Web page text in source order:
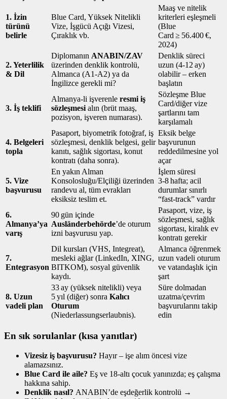
1. İzin
türünü
belirle
Blue Card, Yüksek Nitelikli
Vize, İşgücü Açığı Vizesi,
Çıraklık vb.
Maaş ve nitelik
kriterleri eşleşmeli
(Blue
Card ≥ 56.400 €,
2024)
2. Yeterlilik
& Dil
Diplomanın ANABIN/ZAV
üzerinden denklik kontrolü,
Almanca (A1‑A2) ya da
İngilizce gerekli mi?
Denklik süreci
uzun (4‑12 ay)
olabilir – erken
başlatın
3. İş teklifi
Almanya‑li işverenle resmi iş
sözleşmesi alın (brüt maaş,
pozisyon, işveren numarası).
Sözleşme Blue
Card/diğer vize
şartlarını tam
karşılamalı
4. Belgeleri
topla
Pasaport, biyometrik fotoğraf, iş
sözleşmesi, denklik belgesi, gelir
kanıtı, sağlık sigortası, konut
kontratı (daha sonra).
Eksik belge
başvurunun
reddedilmesine yol
açar
5. Vize
başvurusu
En yakın Alman
Konsolosluğu/Elçiliği üzerinden
randevu al, tüm evrakları
eksiksiz teslim et.
İşlem süresi
3‑8 hafta; acil
durumlar sınırlı
“fast‑track” vardır
6.
Almanya’ya
varış
90 gün içinde
Ausländerbehörde’de oturum
izni başvurusu yap.
Pasaport, vize, iş
sözleşmesi, sağlık
sigortası, kiralık ev
kontratı gerekir
7.
Entegrasyon
Dil kursları (VHS, Integreat),
mesleki ağlar (LinkedIn, XING,
BITKOM), sosyal güvenlik
kaydı.
Almanca öğrenmek
uzun vadeli oturum
ve vatandaşlık için
şart
8. Uzun
vadeli plan
33 ay (yüksek nitelikli) veya
5 yıl (diğer) sonra Kalıcı
Oturum
(Niederlassungserlaubnis).
Süre dolmadan
uzatma/çevrim
başvurularını takip
edin
En sık sorulanlar (kısa yanıtlar)
Vizesiz iş başvurusu? Hayır – işe alım öncesi vize
alamazsınız.
Blue Card ile aile? Eş ve 18‑altı çocuk yanınızda; eş çalışma
hakkına sahip.
Denklik nasıl? ANABIN’de eşdeğerlik kontrolü →